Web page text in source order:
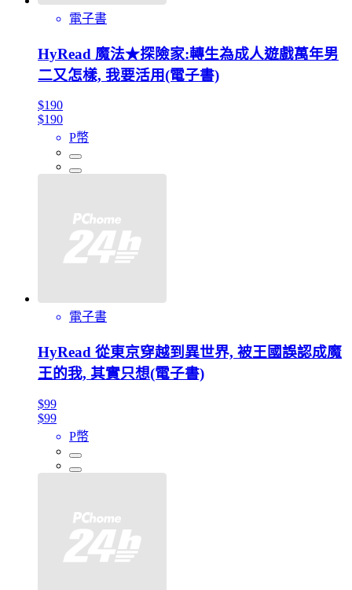
電子書
HyRead 魔法★探險家:轉生為成人遊戲萬年男
二又怎樣, 我要活用(電子書)
$190
$190
P幣
電子書
HyRead 從東京穿越到異世界, 被王國誤認成魔
王的我, 其實只想(電子書)
$99
$99
P幣